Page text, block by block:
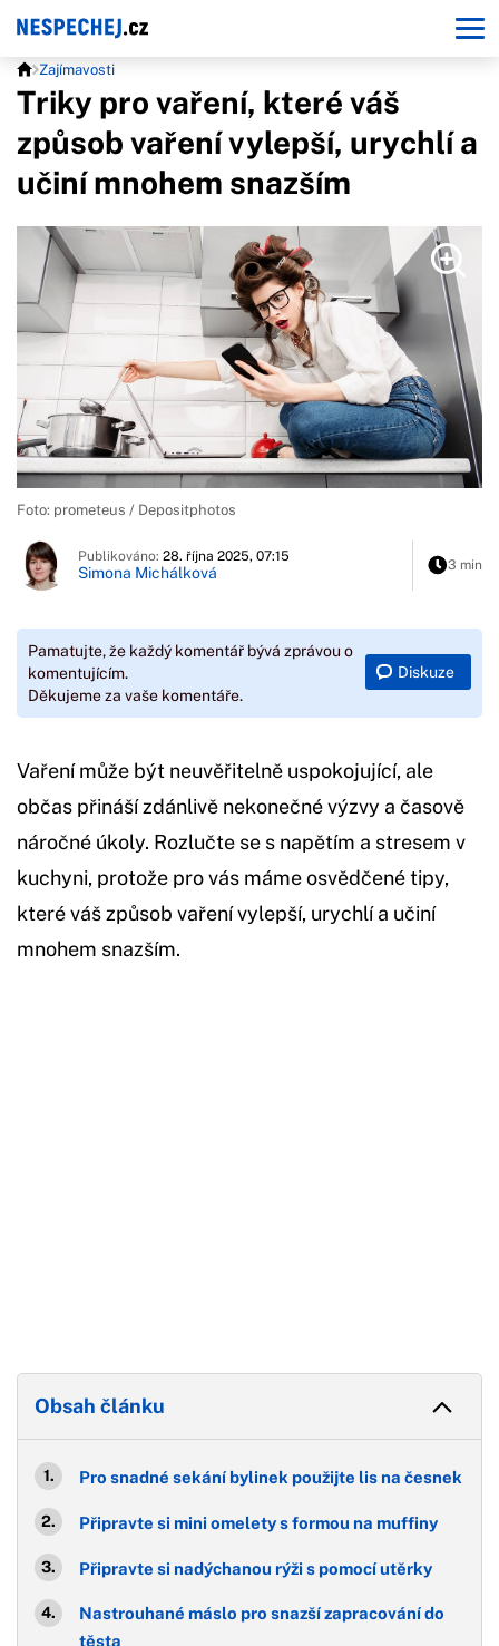
Zajímavosti
Triky pro vaření, které váš
způsob vaření vylepší, urychlí a
učiní mnohem snazším
Foto: prometeus / Depositphotos
Publikováno: 28. října 2025, 07:15
Simona Michálková 3 min
Pamatujte, že každý komentář bývá zprávou o
komentujícím.
Děkujeme za vaše komentáře.
Diskuze
Vaření může být neuvěřitelně uspokojující, ale
občas přináší zdánlivě nekonečné výzvy a časově
náročné úkoly. Rozlučte se s napětím a stresem v
kuchyni, protože pro vás máme osvědčené tipy,
které váš způsob vaření vylepší, urychlí a učiní
mnohem snazším.
Obsah článku
Pro snadné sekání bylinek použijte lis na česnek
Připravte si mini omelety s formou na muffiny
Připravte si nadýchanou rýži s pomocí utěrky
Nastrouhané máslo pro snazší zapracování do
těsta